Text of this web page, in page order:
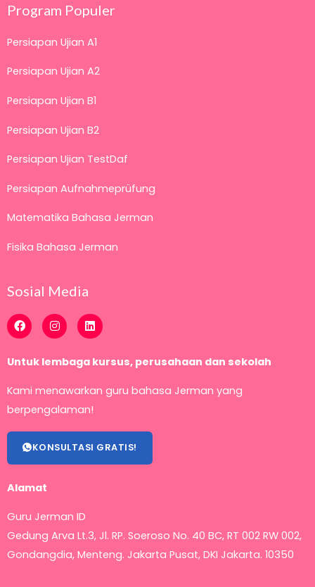
Program Populer
Persiapan Ujian A1
Persiapan Ujian A2
Persiapan Ujian B1
Persiapan Ujian B2
Persiapan Ujian TestDaf
Persiapan Aufnahmeprüfung
Matematika Bahasa Jerman
Fisika Bahasa Jerman
Sosial Media
F
a
c
b
o
k
I
n
s
a
r
a
m
L
i
n
e
i
n
Untuk lembaga kursus, perusahaan dan sekolah
Kami menawarkan guru bahasa Jerman yang
berpengalaman!
KONSULTASI GRATIS!
Alamat
Guru Jerman ID
Gedung Arva Lt.3, Jl. RP. Soeroso No. 40 BC, RT 002 RW 002,
Gondangdia, Menteng. Jakarta Pusat, DKI Jakarta. 10350